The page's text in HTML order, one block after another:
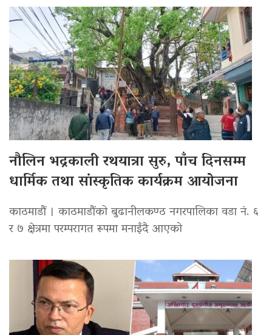
नौलिन भद्रकाली रथयात्रा सुरु, पाँच दिनसम्म
धार्मिक तथा सांस्कृतिक कार्यक्रम आयोजना
काठमाडौं । काठमाडौंको बुढानीलकण्ठ नगरपालिका वडा नं. ६
र ७ क्षेत्रमा परम्परागत रूपमा मनाइँदै आएको